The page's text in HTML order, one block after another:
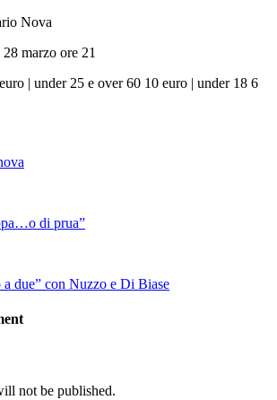
Nova
marzo ore 21
| under 25 e over 60 10 euro | under 18 6
di prua”
due” con Nuzzo e Di Biase
not be published.